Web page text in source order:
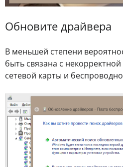
Обновите драйвера
В меньшей степени
быть связана с
сетевой карты и